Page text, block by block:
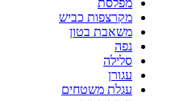
מפלסת
מקרצפות כביש
משאבת בטון
נפה
סלילה
עגורן
עגלת משטחים